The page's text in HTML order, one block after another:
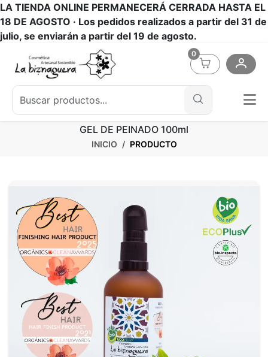
LA TIENDA ONLINE PERMANECERÁ CERRADA HASTA EL
18 DE AGOSTO · Los pedidos realizados a partir del 31 de
julio, se enviarán a partir del 19 de agosto.
0
GEL DE PEINADO 100ml
INICIO PRODUCTO